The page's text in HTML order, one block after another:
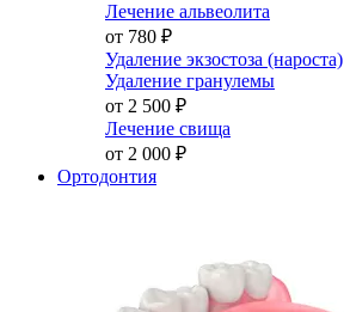
Лечение альвеолита
от 780 ₽
Удаление экзостоза (нароста)
Удаление гранулемы
от 2 500 ₽
Лечение свища
от 2 000 ₽
Ортодонтия